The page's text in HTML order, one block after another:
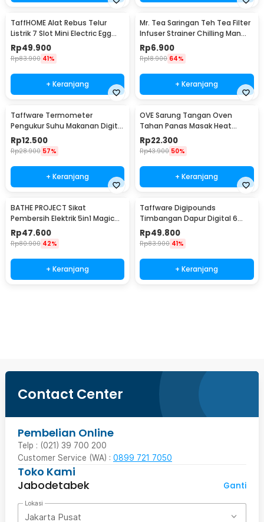
TaffHOME Alat Rebus Telur
Listrik 7 Slot Mini Electric Egg
Cooker 350W - YS-203
Rp49.900
Rp83.900 41%
+ Keranjang
Mr. Tea Saringan Teh Tea Filter
Infuser Strainer Chilling Man
Silicon - MR03
Rp6.900
Rp18.900 64%
+ Keranjang
Taffware Termometer
Pengukur Suhu Makanan Digital
Daging Kopi Susu - TP101
Rp12.500
Rp28.900 57%
+ Keranjang
OVE Sarung Tangan Oven
Tahan Panas Masak Heat
Resistant Gloves - 540F
Rp22.300
Rp43.900 50%
+ Keranjang
BATHE PROJECT Sikat
Pembersih Elektrik 5in1 Magic
Brush Rechargeable - WQ8110
Rp47.600
Rp80.900 42%
+ Keranjang
Taffware Digipounds
Timbangan Dapur Digital 6
Satuan 1kg 0.1g - i2000
Rp49.800
Rp83.900 41%
+ Keranjang
Contact Center
Pembelian Online
Telp : (021) 39 700 200
Customer Service (WA) : 0899 721 7050
Toko Kami
Jabodetabek
Ganti
Lokasi
Jakarta Pusat